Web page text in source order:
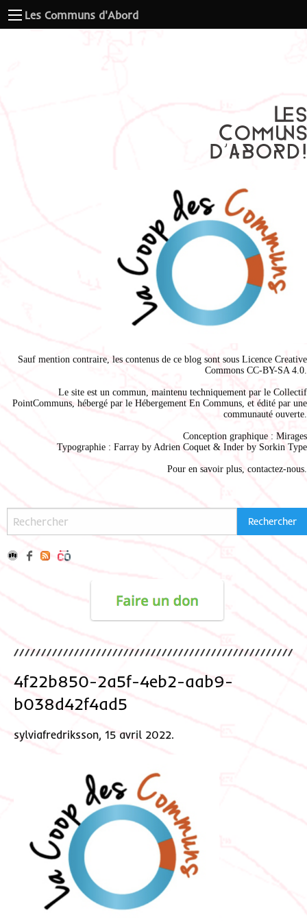
Les Communs d'Abord
Sauf mention contraire, les contenus de ce blog sont sous Licence Creative
Commons CC-BY-SA 4.0
Le site est un commun, maintenu techniquement par le Collectif
PointCommuns , hébergé par le Hébergement En Communs , et édité par une
communauté ouverte.
Conception graphique : Mirages
Typographie : Farray by Adrien Coquet & Inder by Sorkin Type
Pour en savoir plus, contactez-nous
4f22b850-2a5f-4eb2-aab9-
b038d42f4ad5
sylviafredriksson, 15 avril 2022.